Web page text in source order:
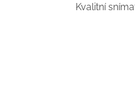
Kvalitní